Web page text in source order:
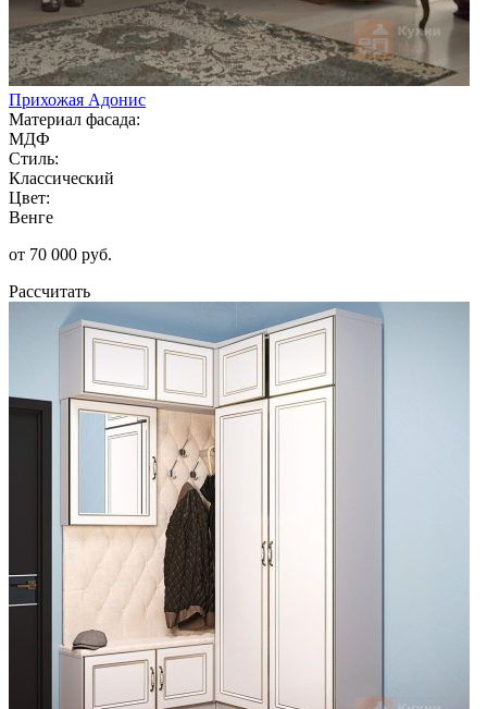
Прихожая Адонис
Материал фасада:
МДФ
Стиль:
Классический
Цвет:
Венге
от 70 000 руб.
Рассчитать